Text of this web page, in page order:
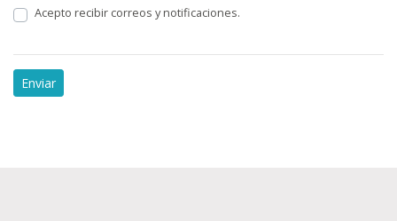
Acepto recibir correos y notificaciones.